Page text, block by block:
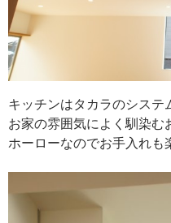
キッチンはタカラのシステ
お家の雰囲気によく馴染む
ホーローなのでお手入れも